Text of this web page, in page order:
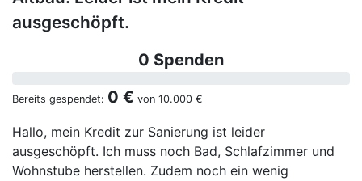
ausgeschöpft.
0 Spenden
Bereits gespendet: 0 € von 10.000 €
Hallo, mein Kredit zur Sanierung ist leider
ausgeschöpft. Ich muss noch Bad, Schlafzimmer und
Wohnstube herstellen. Zudem noch ein wenig